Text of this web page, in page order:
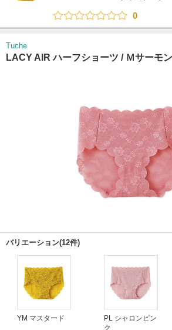
0
Tuche
LACY AIR ハーフショーツ / Ｍサーモ
バリエーション(12件)
YM マスタード
PL シャロンピン
ク